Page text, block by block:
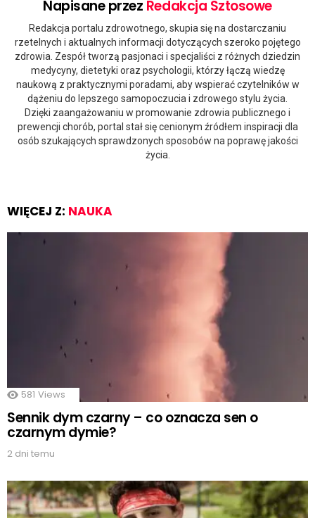
Napisane przez Redakcja Sztosowe
Redakcja portalu zdrowotnego, skupia się na dostarczaniu
rzetelnych i aktualnych informacji dotyczących szeroko pojętego
zdrowia. Zespół tworzą pasjonaci i specjaliści z różnych dziedzin
medycyny, dietetyki oraz psychologii, którzy łączą wiedzę
naukową z praktycznymi poradami, aby wspierać czytelników w
dążeniu do lepszego samopoczucia i zdrowego stylu życia.
Dzięki zaangażowaniu w promowanie zdrowia publicznego i
prewencji chorób, portal stał się cenionym źródłem inspiracji dla
osób szukających sprawdzonych sposobów na poprawę jakości
życia.
WIĘCEJ Z: NAUKA
581 Views
Sennik dym czarny – co oznacza sen o
czarnym dymie?
2 dni temu